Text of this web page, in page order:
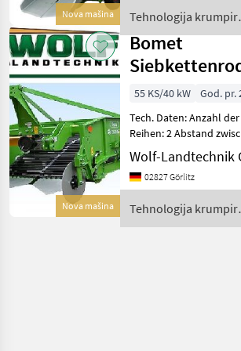
Nova mašina
Tehnologija
Bomet
Nova mašina
Bomet
2 reihig
Upus Z656/2
55 KS/40 kW
God. pr.
Tech. Daten: Anzahl der
Reihen: 2 Abstand
den Reihen: 700 -
Anzahl der
Produktivität: 0, 5 ha/h
860kg Kraftbedar
Wolf-Landtechnik
02827 Görlitz
Tehnologija
Bomet